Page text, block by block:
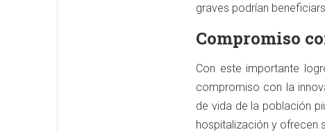
graves podrían
Compromiso
Con este importante
compromiso con la
de vida de la población
hospitalización y ofrecen